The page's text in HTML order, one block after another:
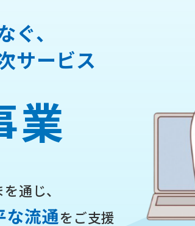
、
サービス
業
通じ、
な流通をご支援